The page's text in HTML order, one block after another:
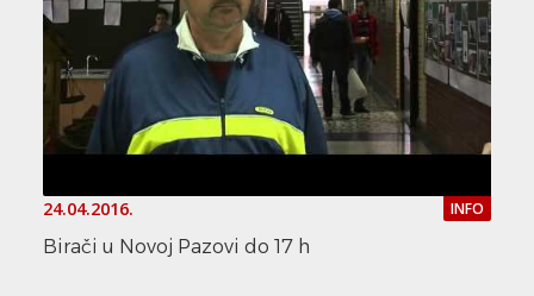
24.04.2016. INFO
Birači u Novoj Pazovi do 17 h